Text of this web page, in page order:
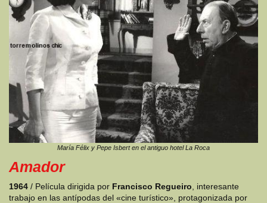
María Félix y Pepe Isbert en el antiguo hotel La Roca
Amador
1964 / Película dirigida por Francisco Regueiro , interesante
trabajo en las antípodas del «cine turístico», protagonizada por